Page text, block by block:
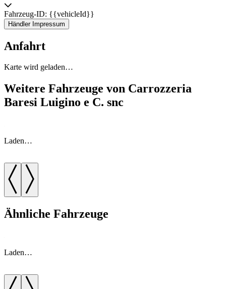
Fahrzeug-ID: {{vehicleId}}
Händler Impressum
Anfahrt
Karte wird geladen…
Weitere Fahrzeuge von Carrozzeria
Baresi Luigino e C. snc
Laden…
Ähnliche Fahrzeuge
Laden…